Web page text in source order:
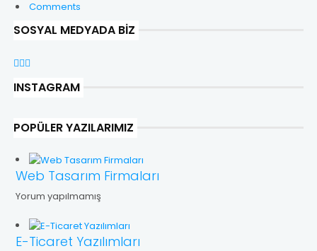
Comments
SOSYAL MEDYADA BIZ
INSTAGRAM
POPÜLER YAZILARIMIZ
Web Tasarım Firmaları
Yorum yapılmamış
E-Ticaret Yazılımları